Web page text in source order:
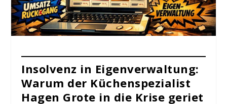
Insolvenz in Eigenverwaltung:
Warum der Küchenspezialist
Hagen Grote in die Krise geriet